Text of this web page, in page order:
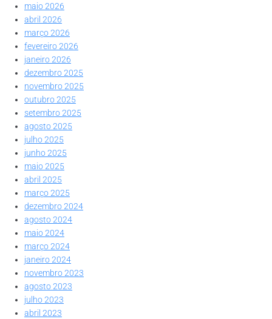
maio 2026
abril 2026
março 2026
fevereiro 2026
janeiro 2026
dezembro 2025
novembro 2025
outubro 2025
setembro 2025
agosto 2025
julho 2025
junho 2025
maio 2025
abril 2025
março 2025
dezembro 2024
agosto 2024
maio 2024
março 2024
janeiro 2024
novembro 2023
agosto 2023
julho 2023
abril 2023